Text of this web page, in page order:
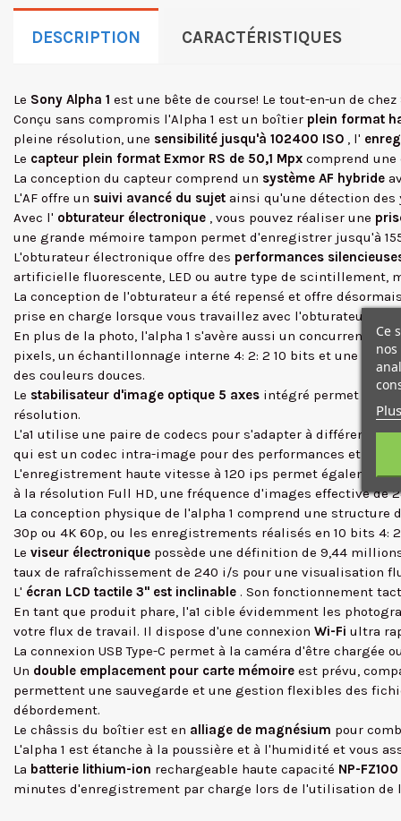
DESCRIPTION CARACTÉRISTIQUES
Le Sony Alpha 1 est une bête de course! Le tout-en-un de
Conçu sans compromis l'Alpha 1 est un boîtier plein format
pleine résolution, une sensibilité jusqu'à 102400 ISO , l'
Le capteur plein format Exmor RS de 50,1 Mpx comprend
La conception du capteur comprend un système AF hybride
L'AF offre un suivi avancé du sujet ainsi qu'une détection des
Avec l' obturateur électronique , vous pouvez réaliser une
une grande mémoire tampon permet d'enregistrer jusqu'à
L'obturateur électronique offre des performances
artificielle fluorescente, LED ou autre type de scintillement,
La conception de l'obturateur a été repensé et offre
prise en charge lorsque vous travaillez avec l'obturateur
En plus de la photo, l'alpha 1 s'avère aussi un concurrent
pixels, un échantillonnage interne 4: 2: 2 10 bits et une
des couleurs douces.
Le stabilisateur d'image optique 5 axes intégré permet
résolution.
L'a1 utilise une paire de codecs pour s'adapter à différents
qui est un codec intra-image pour des performances et une
L'enregistrement haute vitesse à 120 ips permet
à la résolution Full HD, une fréquence d'images effective
La conception physique de l'alpha 1 comprend une
30p ou 4K 60p, ou les enregistrements réalisés en 10 bits 4:
Le viseur électronique possède une définition de 9,44
taux de rafraîchissement de 240 i/s pour une visualisation
L' écran LCD tactile 3" est inclinable . Son fonctionnement
En tant que produit phare, l'a1 cible évidemment les
votre flux de travail. Il dispose d'une connexion Wi-Fi ultra
La connexion USB Type-C permet à la caméra d'être
Un double emplacement pour carte mémoire est prévu,
permettent une sauvegarde et une gestion flexibles des
débordement.
Le châssis du boîtier est en alliage de magnésium pour
L'alpha 1 est étanche à la poussière et à l'humidité et vous
La batterie lithium-ion rechargeable haute capacité NP-FZ100
minutes d'enregistrement par charge lors de l'utilisation de
Ce